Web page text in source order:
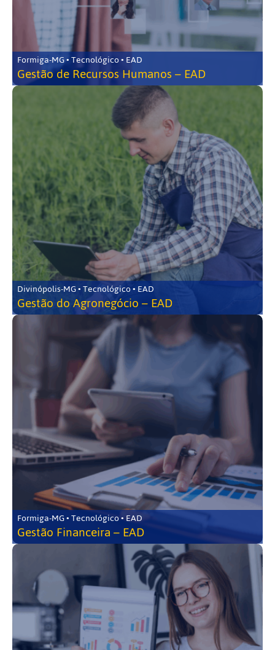
Formiga-MG • Tecnológico • EAD
Gestão de Recursos Humanos – EAD
Divinópolis-MG • Tecnológico • EAD
Gestão do Agronegócio – EAD
Formiga-MG • Tecnológico • EAD
Gestão Financeira – EAD